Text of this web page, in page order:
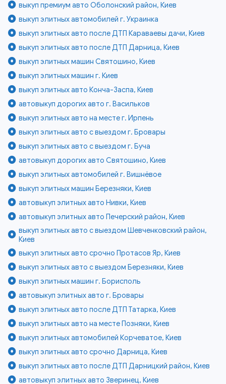
выкуп премиум авто Оболонский район, Киев
выкуп элитных автомобилей г. Украинка
выкуп элитных авто после ДТП Караваевы дачи, Киев
выкуп элитных авто после ДТП Дарница, Киев
выкуп элитных машин Святошино, Киев
выкуп элитных машин г. Киев
выкуп элитных авто Конча-Заспа, Киев
автовыкуп дорогих авто г. Васильков
выкуп элитных авто на месте г. Ирпень
выкуп элитных авто с выездом г. Бровары
выкуп элитных авто с выездом г. Буча
автовыкуп дорогих авто Святошино, Киев
выкуп элитных автомобилей г. Вишнёвое
выкуп элитных машин Березняки, Киев
автовыкуп элитных авто Нивки, Киев
автовыкуп элитных авто Печерский район, Киев
выкуп элитных авто с выездом Шевченковский район,
Киев
выкуп элитных авто срочно Протасов Яр, Киев
выкуп элитных авто с выездом Березняки, Киев
выкуп элитных машин г. Борисполь
автовыкуп элитных авто г. Бровары
выкуп элитных авто после ДТП Татарка, Киев
выкуп элитных авто на месте Позняки, Киев
выкуп элитных автомобилей Корчеватое, Киев
выкуп элитных авто срочно Дарница, Киев
выкуп элитных авто после ДТП Дарницкий район, Киев
автовыкуп элитных авто Зверинец, Киев